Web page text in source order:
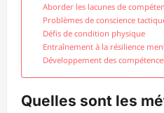
Aborder les lacunes de
Problèmes de conscience
Défis de condition physique
Entraînement à la résilience
Développement des
Quelles sont les